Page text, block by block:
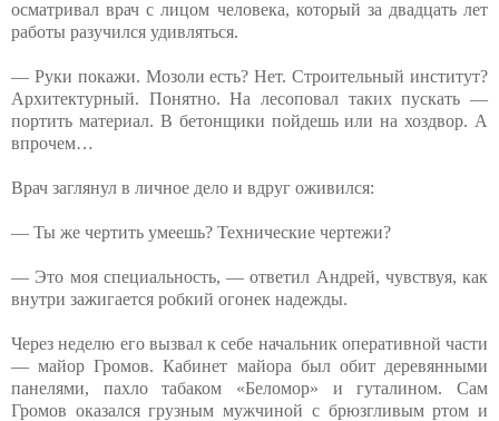
осматривал врач с лицом человека, который за двадцать лет
работы разучился удивляться.
— Руки покажи. Мозоли есть? Нет. Строительный институт?
Архитектурный. Понятно. На лесоповал таких пускать —
портить материал. В бетонщики пойдешь или на хоздвор. А
впрочем…
Врач заглянул в личное дело и вдруг оживился:
— Ты же чертить умеешь? Технические чертежи?
— Это моя специальность, — ответил Андрей, чувствуя, как
внутри зажигается робкий огонек надежды.
Через неделю его вызвал к себе начальник оперативной части
— майор Громов. Кабинет майора был обит деревянными
панелями, пахло табаком «Беломор» и гуталином. Сам
Громов оказался грузным мужчиной с брюзгливым ртом и